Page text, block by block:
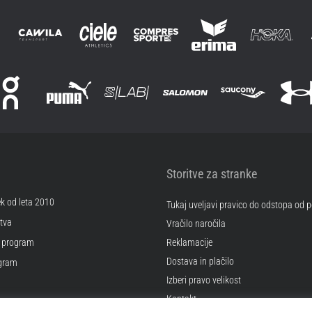
od leta 2010
Storitve za stranke
Tukaj uveljavi pravico do odstopa od
Vračilo naročila
Reklamacije
Dostava in plačilo
Izberi pravo velikost
Kontakt